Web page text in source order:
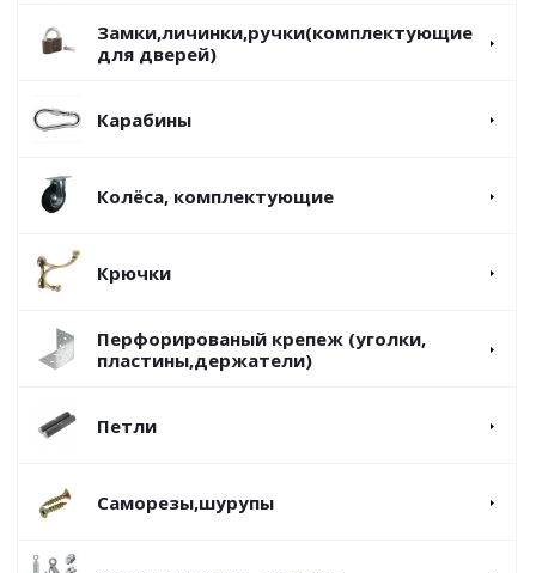
Замки,личинки,ручки(комплектующие
для дверей)
Карабины
Колёса, комплектующие
Крючки
Перфорированый крепеж (уголки,
пластины,держатели)
Петли
Саморезы,шурупы